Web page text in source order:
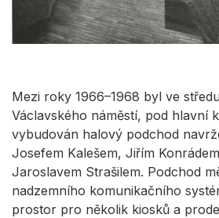
Mezi roky 1966–1968 byl ve
Václavského náměstí, pod hlavní
vybudován halový podchod
Josefem Kalešem, Jiřím
Jaroslavem Strašilem. Podchod
nadzemního komunikačního
prostor pro několik kiosků a